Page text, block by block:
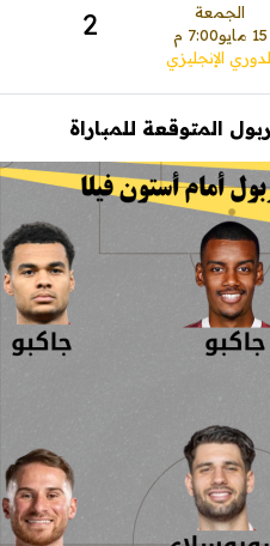
الجمعة
15 مايو
7:00 م 2
الإنجليزي
المتوقعة للمباراة